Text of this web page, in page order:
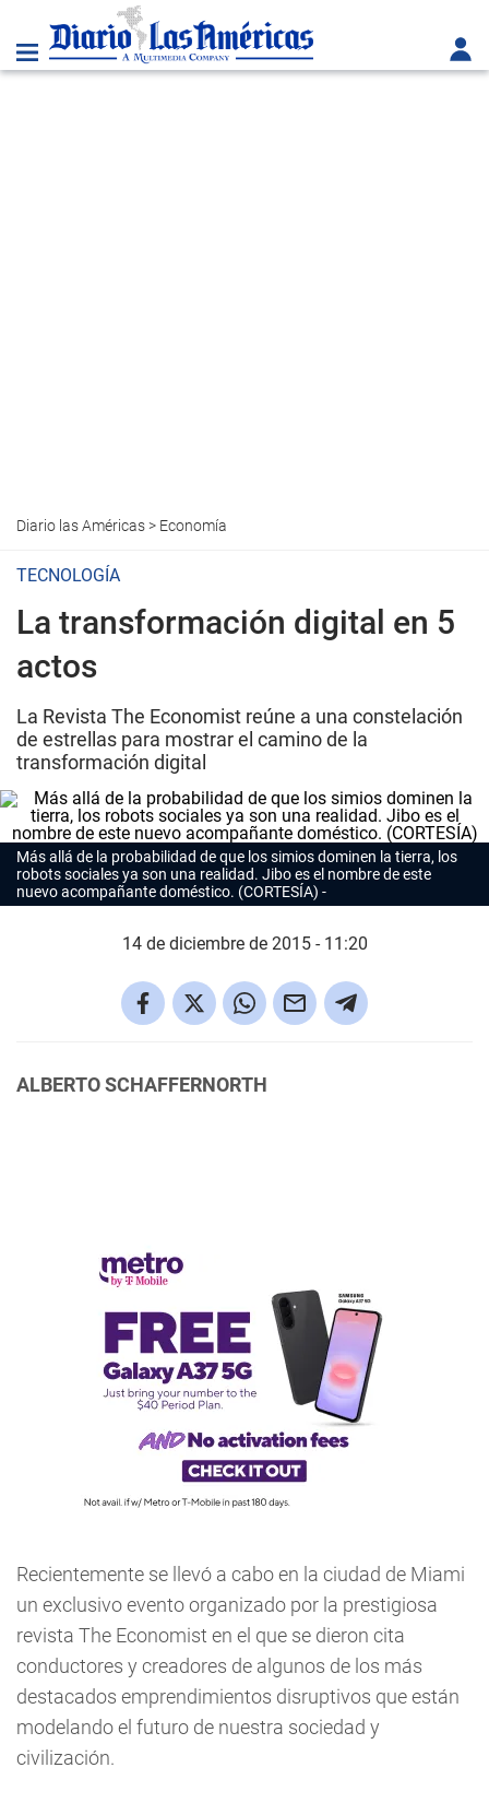
Diario las Américas> Economía
TECNOLOGÍA
La transformación digital en 5
actos
La Revista The Economist reúne a una constelación
de estrellas para mostrar el camino de la
transformación digital
Más allá de la probabilidad de que los simios dominen la tierra, los
robots sociales ya son una realidad. Jibo es el nombre de este
nuevo acompañante doméstico. (CORTESÍA)
14 de diciembre de 2015 - 11:20
ALBERTO SCHAFFERNORTH
Recientemente se llevó a cabo en la ciudad de Miami
un exclusivo evento organizado por la prestigiosa
revista The Economist en el que se dieron cita
conductores y creadores de algunos de los más
destacados emprendimientos disruptivos que están
modelando el futuro de nuestra sociedad y
civilización.